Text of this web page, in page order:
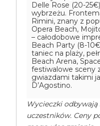
Delle Rose (20-
wybrzeżu.
Rimini, znany z
Opera Beach,
– całodobowe
Beach Party (8-
taniec na plaży,
Beach Arena,
festiwalowe sceny
gwiazdami takimi
D’Agostino.
Wycieczki
uczestników. Ceny